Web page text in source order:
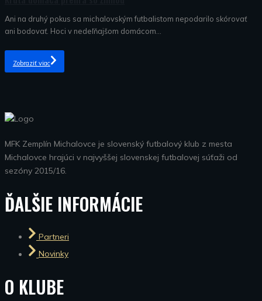
Ani na druhý pokus sa michalovským futbalistom nepodarilo skórovať
ani bodovať. Hoci v nedeľňajšom domácom...
Zobraziť viac
MFK Zemplín Michalovce je slovenský futbalový klub z mesta
Michalovce hrajúci v najvyššej slovenskej futbalovej súťaži od
sezóny 2015/16.
ĎALŠIE INFORMÁCIE
Partneri
Novinky
O KLUBE